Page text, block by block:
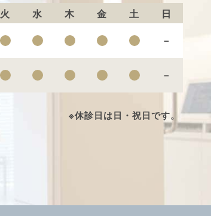
火 水 木 金 土
日
－
－
※休診日は日・祝日です。